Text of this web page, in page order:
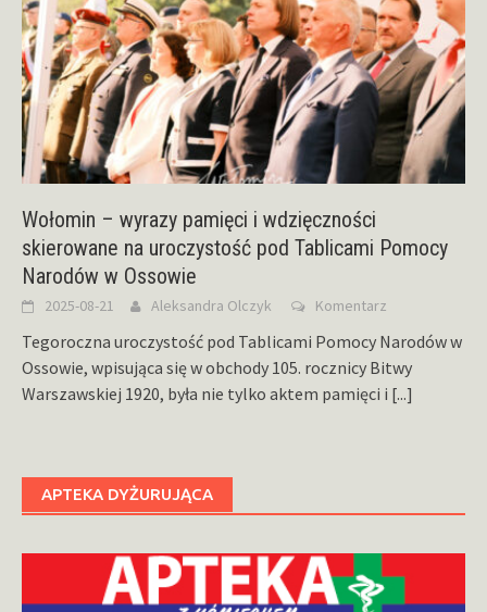
Wołomin – wyrazy pamięci i wdzięczności
skierowane na uroczystość pod Tablicami Pomocy
Narodów w Ossowie
2025-08-21 Aleksandra Olczyk Komentarz
Tegoroczna uroczystość pod Tablicami Pomocy Narodów w
Ossowie, wpisująca się w obchody 105. rocznicy Bitwy
Warszawskiej 1920, była nie tylko aktem pamięci i [...]
APTEKA DYŻURUJĄCA